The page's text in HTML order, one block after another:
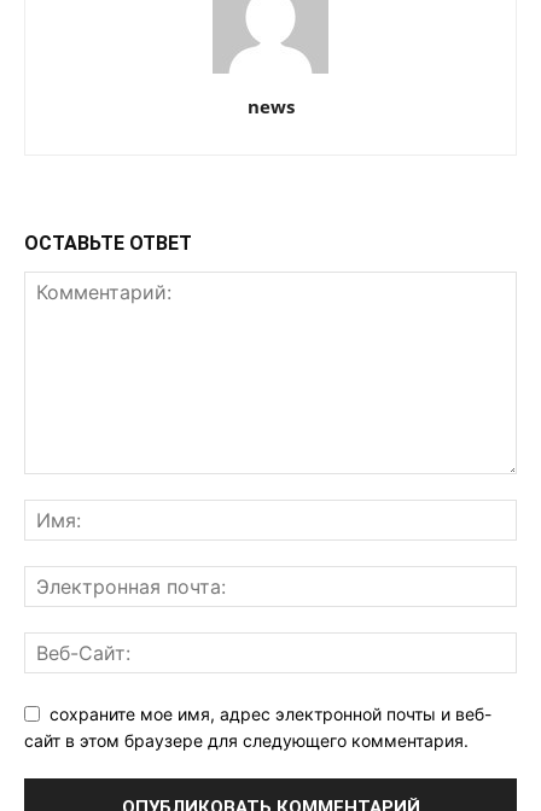
news
ОСТАВЬТЕ ОТВЕТ
сохраните мое имя, адрес электронной почты и веб-
сайт в этом браузере для следующего комментария.